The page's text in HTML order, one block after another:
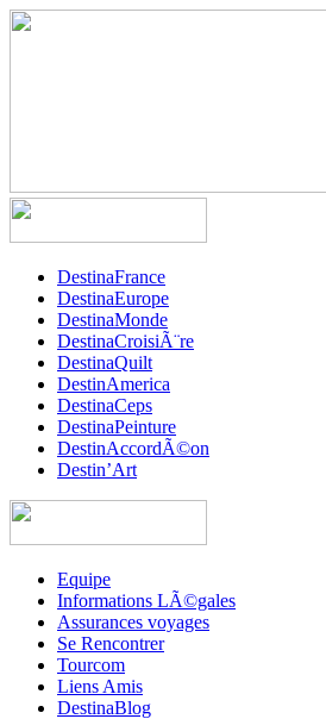
DestinaFrance
DestinaEurope
DestinaMonde
DestinaCroisiÃ¨re
DestinaQuilt
DestinAmerica
DestinaCeps
DestinaPeinture
DestinAccordÃ©on
Destin’Art
Equipe
Informations LÃ©gales
Assurances voyages
Se Rencontrer
Tourcom
Liens Amis
DestinaBlog